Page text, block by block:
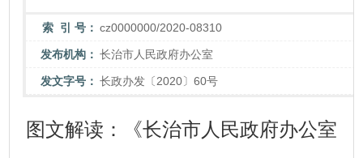
索 引 号： cz0000000/2020-08310
发布机构： 长治市人民政府办公室
发文字号： 长政办发〔2020〕60号
图文解读：《长治市人民政府办公室